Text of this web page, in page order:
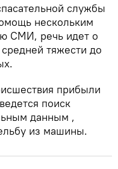
службы
нескольким
СМИ, речь идет о
тяжести до
прибыли
поиск
данным ,
из машины.